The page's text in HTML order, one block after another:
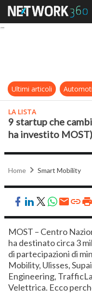
Ultimi articoli
LA LISTA
9 startup che
ha investito MOST)
Home Smart Mobility
MOST – Centro
ha destinato circa 3
di partecipazioni di
Mobility, Ulisses,
Engineering,
Velettrica. Ecco